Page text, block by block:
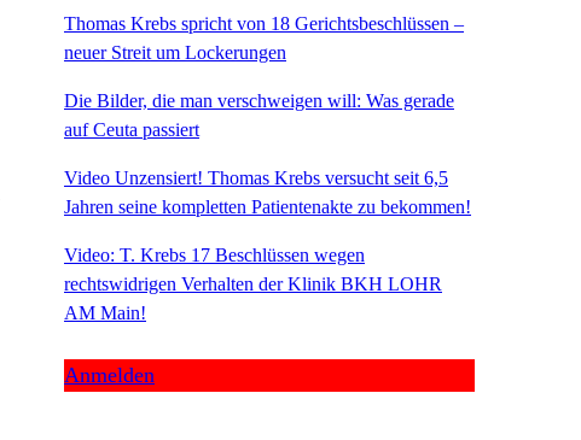
Thomas Krebs spricht von 18 Gerichtsbeschlüssen –
neuer Streit um Lockerungen
Die Bilder, die man verschweigen will: Was gerade
auf Ceuta passiert
Video Unzensiert! Thomas Krebs versucht seit 6,5
Jahren seine kompletten Patientenakte zu bekommen!
Video: T. Krebs 17 Beschlüssen wegen
rechtswidrigen Verhalten der Klinik BKH LOHR
AM Main!
Anmelden